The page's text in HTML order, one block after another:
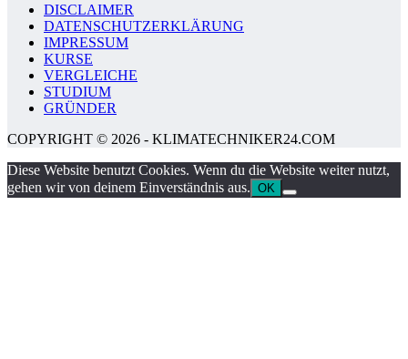
DISCLAIMER
DATENSCHUTZERKLÄRUNG
IMPRESSUM
KURSE
VERGLEICHE
STUDIUM
GRÜNDER
COPYRIGHT © 2026 - KLIMATECHNIKER24.COM
Diese Website benutzt Cookies. Wenn du die Website weiter nutzt,
gehen wir von deinem Einverständnis aus. OK